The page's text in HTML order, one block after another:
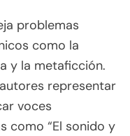
problemas
como la
y la metaficción.
representar
voces
como “El sonido y